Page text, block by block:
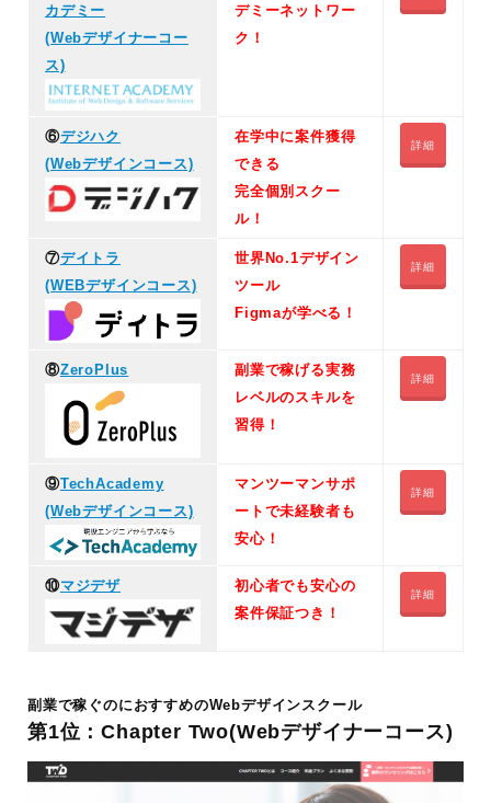
カデミー
(Webデザイナーコー
ス)
デミーネットワー
ク！
⑥デジハク
(Webデザインコース)
在学中に案件獲得
できる
完全個別スクー
ル！
詳細
⑦デイトラ
(WEBデザインコース)
世界No.1デザイン
ツール
Figmaが学べる！
詳細
⑧ZeroPlus
副業で稼げる実務
レベルのスキルを
習得！
詳細
⑨TechAcademy
(Webデザインコース)
マンツーマンサポ
ートで未経験者も
安心！
詳細
⑩マジデザ
初心者でも安心の
案件保証つき！
詳細
副業で稼ぐのにおすすめのWebデザインスクール
第1位：Chapter Two(Webデザイナーコース)